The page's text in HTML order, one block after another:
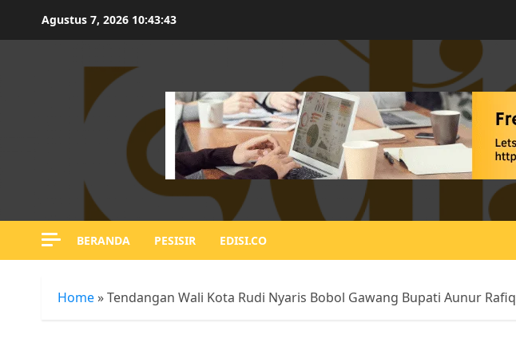
Agustus 7, 2026 10:43:44
BERANDA PESISIR EDISI.CO
Home »Tendangan Wali Kota Rudi Nyaris Bobol Gawang Bupati Aunur Rafiq